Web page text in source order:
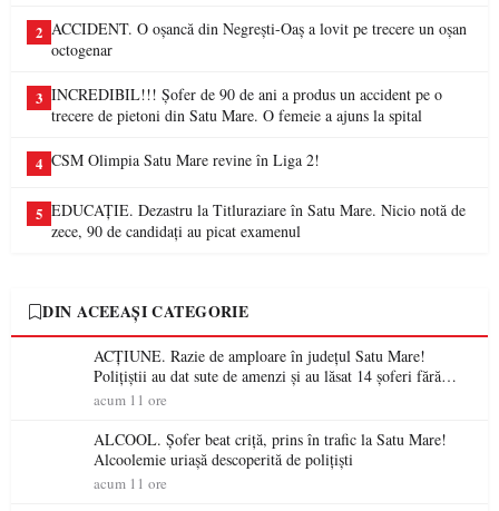
2 ACCIDENT. O oșancă din Negrești-Oaș a lovit pe trecere un oșan
octogenar
3 INCREDIBIL!!! Șofer de 90 de ani a produs un accident pe o
trecere de pietoni din Satu Mare. O femeie a ajuns la spital
4 CSM Olimpia Satu Mare revine în Liga 2!
5 EDUCAȚIE. Dezastru la Titluraziare în Satu Mare. Nicio notă de
zece, 90 de candidați au picat examenul
DIN ACEEAȘI CATEGORIE
ACȚIUNE. Razie de amploare în județul Satu Mare!
Polițiștii au dat sute de amenzi și au lăsat 14 șoferi fără
permis într-o singură zi
acum 11 ore
ALCOOL. Șofer beat criță, prins în trafic la Satu Mare!
Alcoolemie uriașă descoperită de polițiști
acum 11 ore